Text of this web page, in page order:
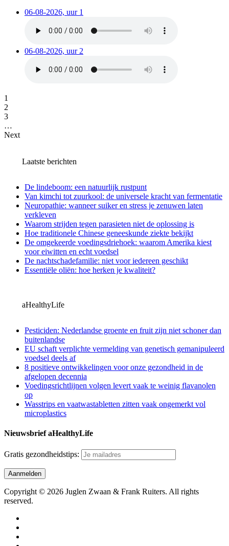
06-08-2026, uur 1
06-08-2026, uur 2
1
2
3
…
Next
Laatste berichten
De lindeboom: een natuurlijk rustpunt
Van kimchi tot zuurkool: de universele kracht van fermentatie
Neuropathie: wanneer suiker en stress je zenuwen laten
verkleven
Waarom strijden tegen parasieten niet de oplossing is
Hoe traditionele Chinese geneeskunde ziekte bekijkt
De omgekeerde voedingsdriehoek: waarom Amerika kiest
voor eiwitten en echt voedsel
De nachtschadefamilie: niet voor iedereen geschikt
Essentiële oliën: hoe herken je kwaliteit?
aHealthyLife
Pesticiden: Nederlandse groente en fruit zijn niet schoner dan
buitenlandse
EU schaft verplichte vermelding van genetisch gemanipuleerd
voedsel deels af
8 positieve ontwikkelingen voor onze gezondheid in de
afgelopen decennia
Voedingsrichtlijnen volgen levert vaak te weinig flavanolen
op
Wasstrips en vaatwastabletten zitten vaak ongemerkt vol
microplastics
Nieuwsbrief aHealthyLife
Gratis gezondheidstips:
Copyright © 2026 Juglen Zwaan & Frank Ruiters. All rights
reserved.